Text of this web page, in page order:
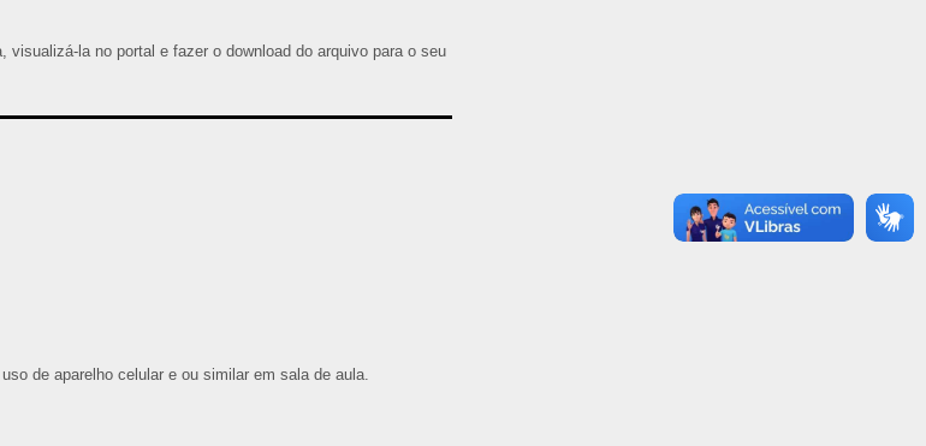
la no portal e fazer o download do arquivo para o seu
de aparelho celular e ou similar em sala de aula.